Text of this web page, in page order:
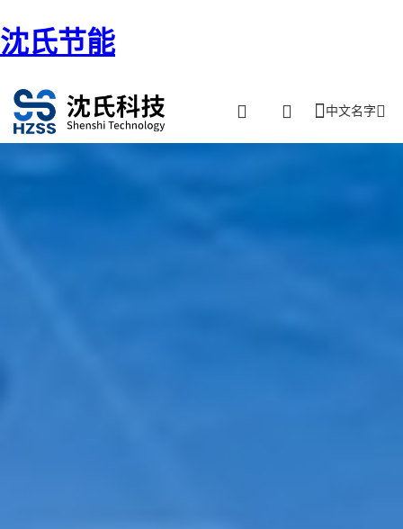
沈氏节能
中文名字